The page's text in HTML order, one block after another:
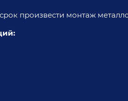
произвести монтаж